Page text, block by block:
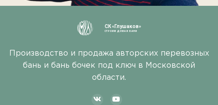
СК «Глушаков»
СТРОИМ ДОМА И БАНИ
Производство и продажа авторских перевозных
бань и бань бочек под ключ в Московской
области.